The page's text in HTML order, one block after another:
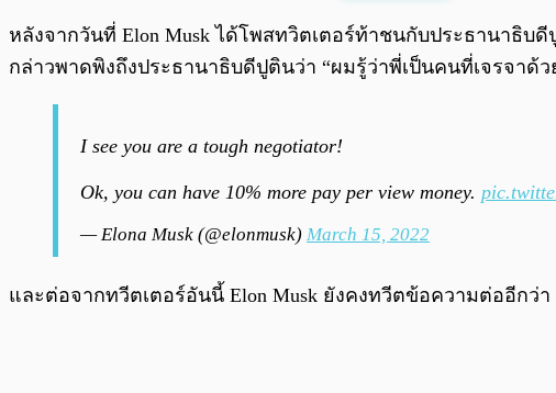
พร้อมเล่น
หลังจากวันที่ Elon Musk ได้โพสทวิตเตอร์ท้าชนกับประธานาธิ
กล่าวพาดพิงถึงประธานาธิบดีปูตินว่า “ผมรู้ว่าพี่เป็นคนที่เจรจาด้
I see you are a tough negotiator!
Ok, you can have 10% more pay per view money.
— Elona Musk (@elonmusk) March 15, 2022
และต่อจากทวีตเตอร์อันนี้ Elon Musk ยังคงทวีตข้อความต่ออีกว่